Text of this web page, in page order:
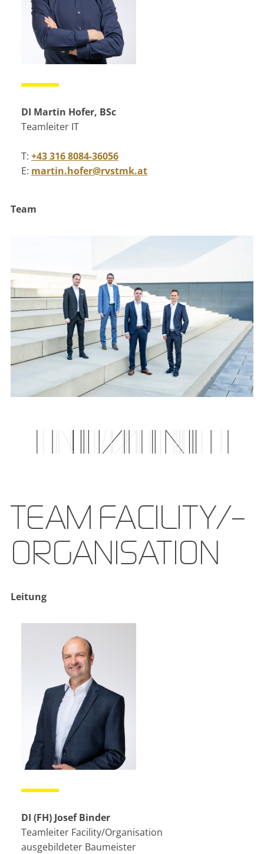
DI Martin Hofer, BSc
Teamleiter IT
T: +43 316 8084-36056
E: martin.hofer@rvstmk.at
Team
TEAM FACILITY/­
ORGANI­SATION
Leitung
DI (FH) Josef Binder
Teamleiter Facility/Organisation
ausgebildeter Baumeister